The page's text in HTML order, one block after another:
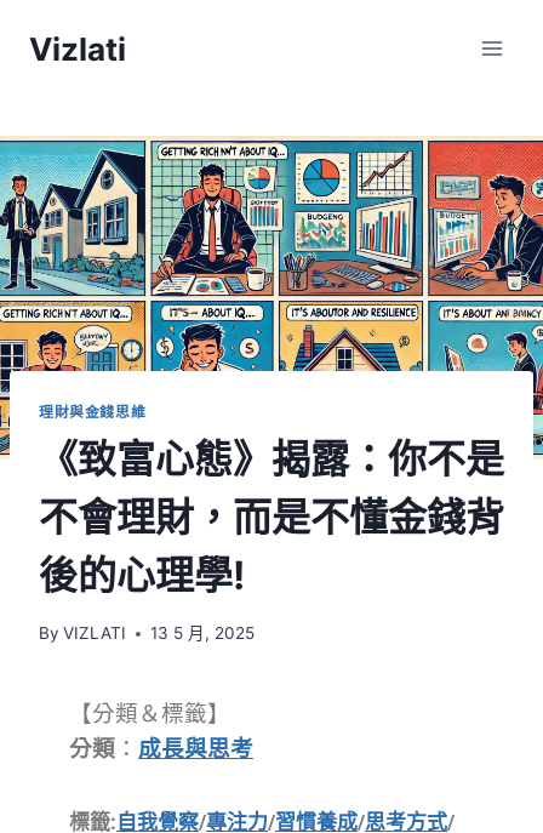
Vizlati
理財與金錢思維
《致富心態》揭露：你不是
不會理財，而是不懂金錢背
後的心理學!
By VIZLATI 13 5 月, 2025
【分類＆標籤】
分類 ： 成長與思考
標籤: 自我覺察/專注力/習慣養成/思考方式/